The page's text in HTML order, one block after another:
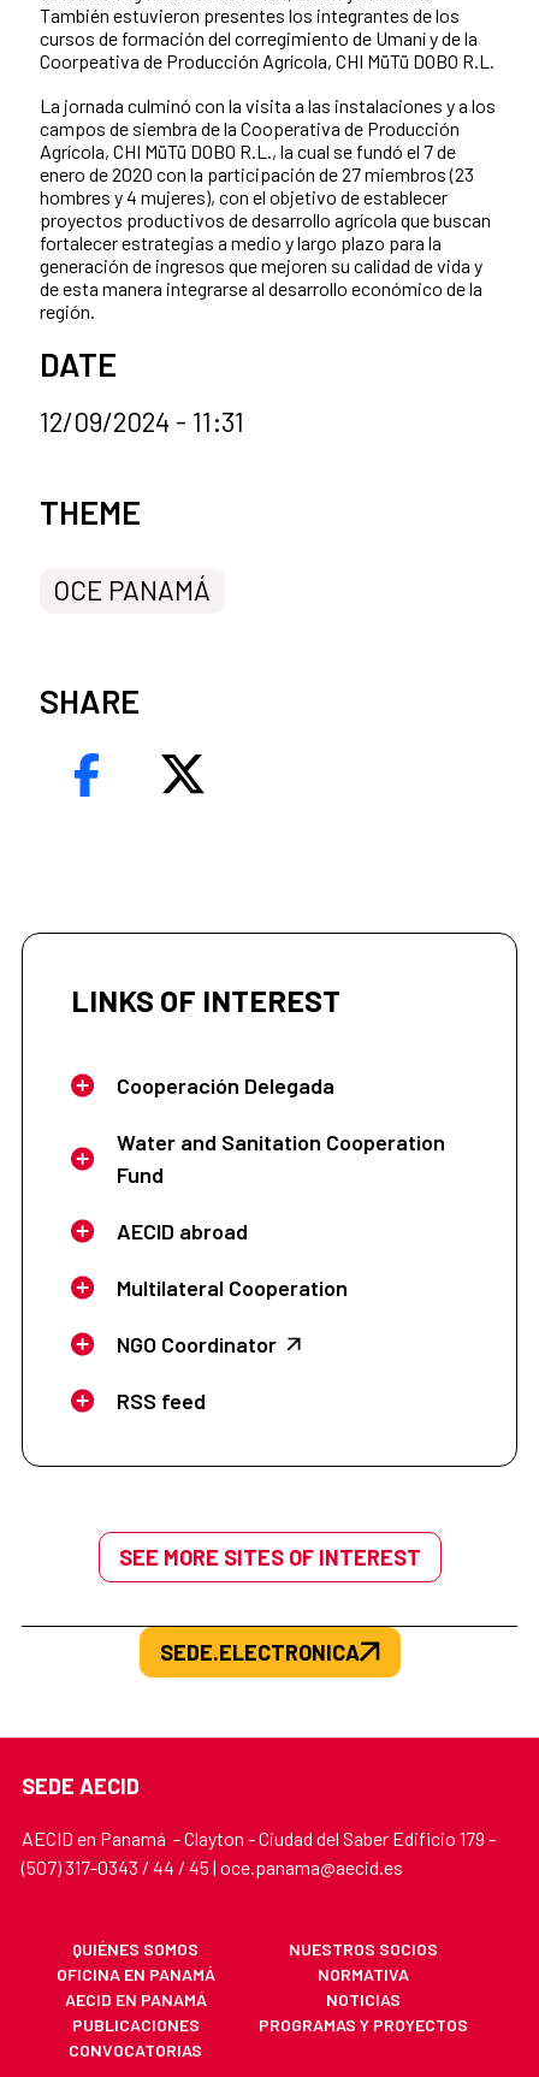
También estuvieron presentes los integrantes de los
cursos de formación del corregimiento de Umaní y de la
Coorpeativa de Producción Agrícola, CHI MüTü DOBO R.L.
La jornada culminó con la visita a las instalaciones y a los
campos de siembra de la Cooperativa de Producción
Agrícola, CHI MüTü DOBO R.L., la cual se fundó el 7 de
enero de 2020 con la participación de 27 miembros (23
hombres y 4 mujeres), con el objetivo de establecer
proyectos productivos de desarrollo agrícola que buscan
fortalecer estrategias a medio y largo plazo para la
generación de ingresos que mejoren su calidad de vida y
de esta manera integrarse al desarrollo económico de la
región.
DATE
12/09/2024 - 11:31
News categories
THEME
OCE PANAMÁ
SHARE
LINKS OF INTEREST
Cooperación Delegada
Water and Sanitation Cooperation
Fund
AECID abroad
Multilateral Cooperation
NGO Coordinator
RSS feed
SEE MORE SITES OF INTEREST
SEDE.ELECTRONICA
SEDE AECID
AECID en Panamá - Clayton - Ciudad del Saber Edificio 179 -
(507) 317-0343 / 44 / 45 | oce.panama@aecid.es
QUIÉNES SOMOS
NUESTROS SOCIOS
OFICINA EN PANAMÁ
NORMATIVA
AECID EN PANAMÁ
NOTICIAS
PUBLICACIONES
PROGRAMAS Y PROYECTOS
CONVOCATORIAS